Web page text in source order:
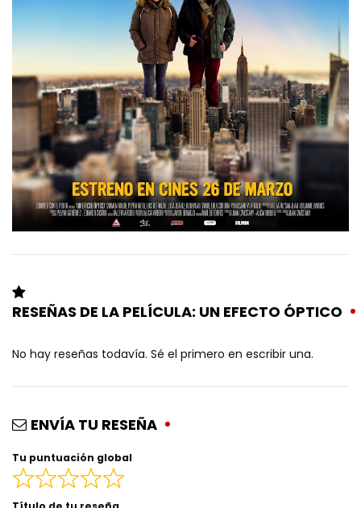
RESEÑAS DE LA PELÍCULA: UN EFECTO ÓPTICO
No hay reseñas todavía. Sé el primero en escribir una.
ENVÍA TU RESEÑA
Tu puntuación global